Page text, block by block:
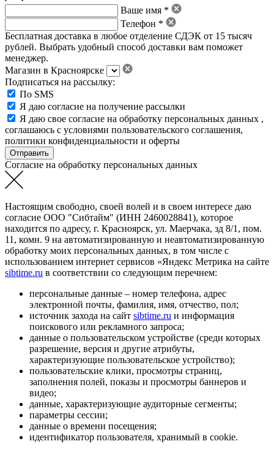
Ваше имя *
Телефон *
Бесплатная доставка в любое отделение СДЭК от 15 тысяч
рублей. Выбрать удобный способ доставки вам поможет
менеджер.
Магазин в Красноярске
Подписаться на рассылку:
По SMS
Я даю согласие на получение рассылки
Я даю свое согласие на обработку персональных данных ,
соглашаюсь с условиями пользовательского соглашения,
политики конфиденциальности и оферты
Согласие на обработку персональных данных
Настоящим свободно, своей волей и в своем интересе даю
согласие ООО "Сибтайм" (ИНН 2460028841), которое
находится по адресу, г. Красноярск, ул. Маерчака, зд 8/1, пом.
11, комн. 9 на автоматизированную и неавтоматизированную
обработку моих персональных данных, в том числе с
использованием интернет сервисов «Яндекс Метрика на сайте
sibtime.ru в соответствии со следующим перечнем:
персональные данные – номер телефона, адрес
электронной почты, фамилия, имя, отчество, пол;
источник захода на сайт sibtime.ru и информация
поискового или рекламного запроса;
данные о пользовательском устройстве (среди которых
разрешение, версия и другие атрибуты,
характеризующие пользовательское устройство);
пользовательские клики, просмотры страниц,
заполнения полей, показы и просмотры баннеров и
видео;
данные, характеризующие аудиторные сегменты;
параметры сессии;
данные о времени посещения;
идентификатор пользователя, хранимый в cookie.